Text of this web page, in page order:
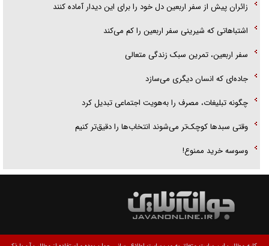
زائران پیش از سفر اربعین دل خود را برای این دیدار آماده کنند
اشتباهاتی که شیرینی سفر اربعین را کم می‌کند
سفر اربعین، تمرین سبک زندگی متعالی
جاده‌ای که انسان دیگری می‌سازد
چگونه تبلیغات، مصرف را به‌هویت اجتماعی تبدیل کرد
وقتی سبد‌ها کوچک‌تر می‌شوند انتخاب‌ها را دقیق‌تر کنیم
وسوسه خرید ممنوع!